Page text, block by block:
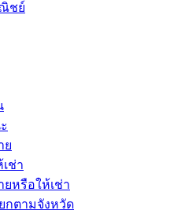
ชย์
ย
ช่า
หรือให้เช่า
กตามจังหวัด